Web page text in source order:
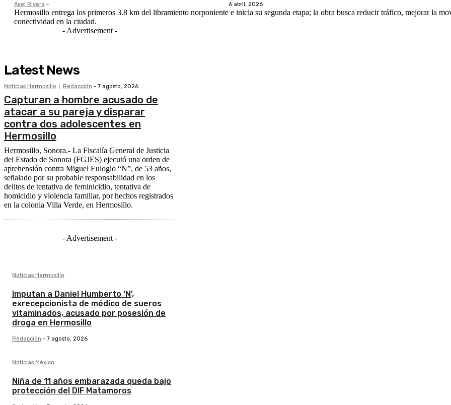
Axel Rivera - 6 abril, 2026
Hermosillo entrega los primeros 3.8 km del libramiento norponiente e inicia su segunda etapa; la obra busca reducir tráfico, mejorar la
conectividad en la ciudad.
- Advertisement -
Latest News
Noticias Hermosillo Redacción - 7 agosto, 2026
Capturan a hombre acusado de
atacar a su pareja y disparar
contra dos adolescentes en
Hermosillo
Hermosillo, Sonora.- La Fiscalía General de Justicia
del Estado de Sonora (FGJES) ejecutó una orden de
aprehensión contra Miguel Eulogio “N”, de 53 años,
señalado por su probable responsabilidad en los
delitos de tentativa de feminicidio, tentativa de
homicidio y violencia familiar, por hechos registrados
en la colonia Villa Verde, en Hermosillo.
- Advertisement -
Noticias Hermosillo
Imputan a Daniel Humberto ‘N’,
exrecepcionista de médico de sueros
vitaminados, acusado por posesión de
droga en Hermosillo
Redacción - 7 agosto, 2026
Noticias México
Niña de 11 años embarazada queda bajo
protección del DIF Matamoros